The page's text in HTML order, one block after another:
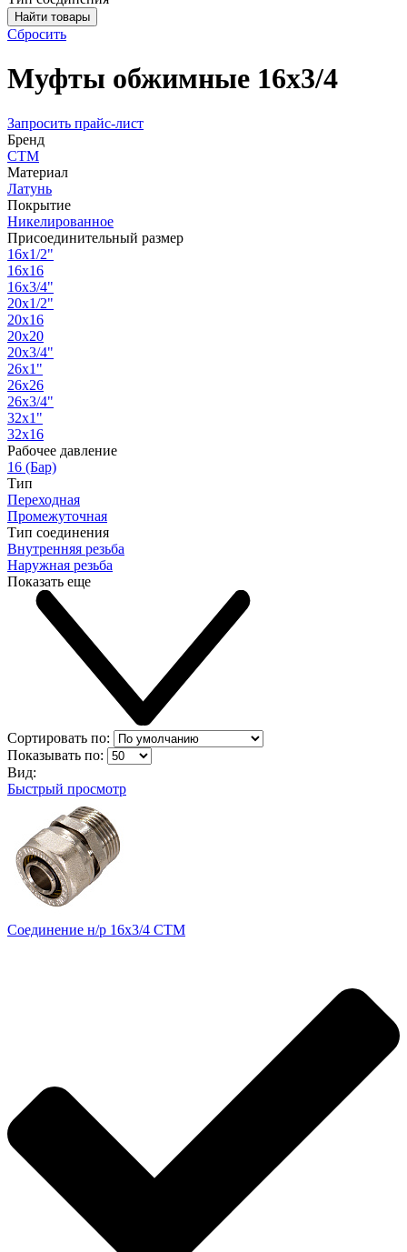
Муфты обжимные 16х3/4
Запросить прайс-лист
Бренд
СТМ
Материал
Латунь
Покрытие
Никелированное
Присоединительный размер
16х1/2"
16х16
16х3/4"
20х1/2"
20х16
20х20
20х3/4"
26х1"
26х26
26х3/4"
32х1"
32х16
Рабочее давление
16 (Бар)
Тип
Переходная
Промежуточная
Тип соединения
Внутренняя резьба
Наружная резьба
Показать еще
Сортировать по:
Показывать по:
Вид:
Быстрый просмотр
Соединение н/р 16х3/4 CTM
Сбросить